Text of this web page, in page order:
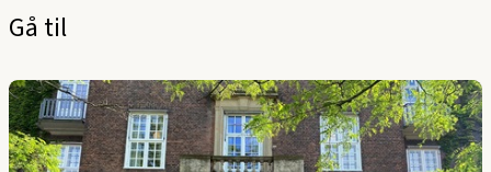
Gå til